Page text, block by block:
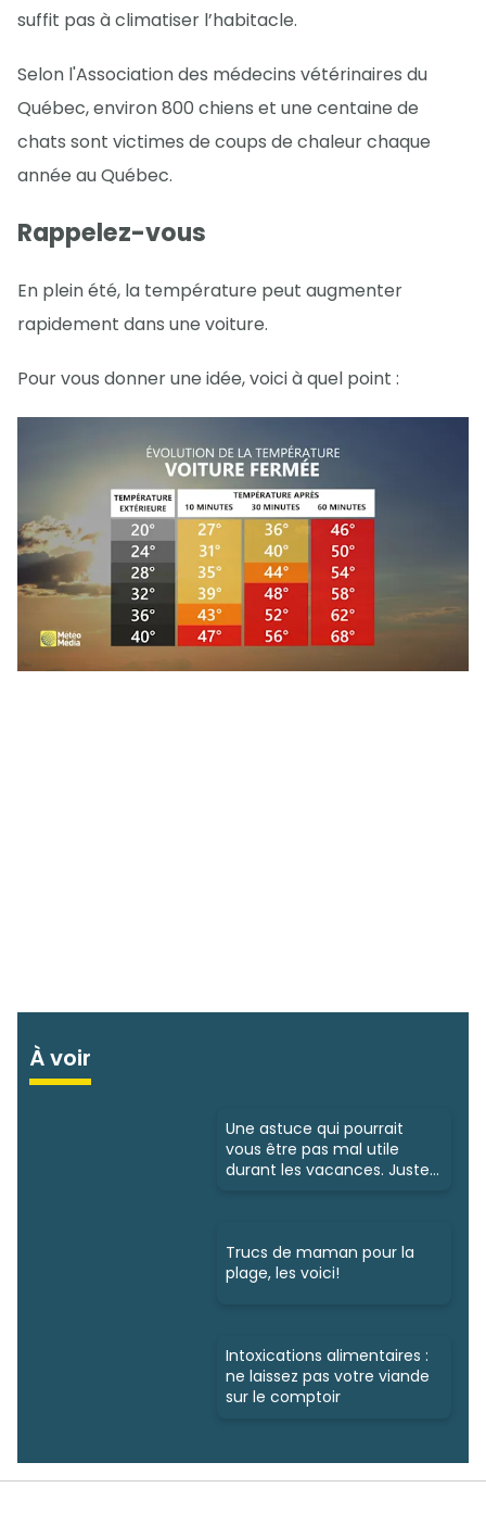
suffit pas à climatiser l’habitacle.
Selon l'Association des médecins vétérinaires du
Québec, environ 800 chiens et une centaine de
chats sont victimes de coups de chaleur chaque
année au Québec.
Rappelez-vous
En plein été, la température peut augmenter
rapidement dans une voiture.
Pour vous donner une idée, voici à quel point :
À voir
Une astuce qui pourrait
vous être pas mal utile
durant les vacances. Juste
Trucs de maman pour la
plage, les voici!
Intoxications alimentaires :
ne laissez pas votre viande
sur le comptoir